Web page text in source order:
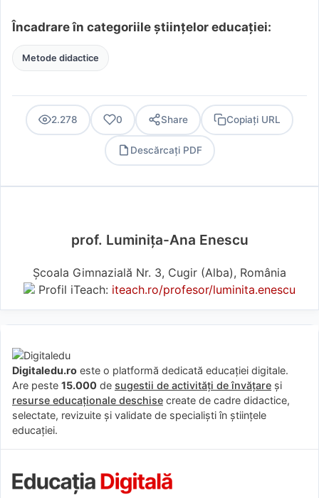
Încadrare în categoriile științelor educației:
Metode didactice
2.278 0 Share Copiați URL
Descărcați PDF
prof. Luminița-Ana Enescu
Școala Gimnazială Nr. 3, Cugir (Alba), România
Profil iTeach: iteach.ro/profesor/luminita.enescu
Digitaledu.ro este o platformă dedicată educației digitale.
Are peste 15.000 de sugestii de activități de învățare și
resurse educaționale deschise create de cadre didactice,
selectate, revizuite și validate de specialiști în științele
educației.